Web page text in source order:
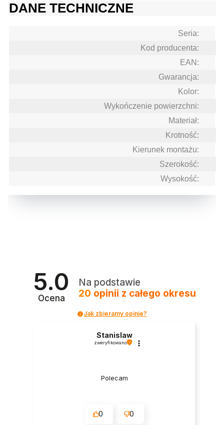
DANE TECHNICZNE
Seria:
Kod producenta:
EAN:
Gwarancja:
Kolor:
Wykończenie powierzchni:
Materiał:
Krotność:
Kierunek montażu:
Szerokość:
Wysokość:
5.0
Ocena
Na podstawie
20 opinii z całego okresu
Jak zbieramy opinie?
Stanislaw
zweryfikowano
Polecam
0 0